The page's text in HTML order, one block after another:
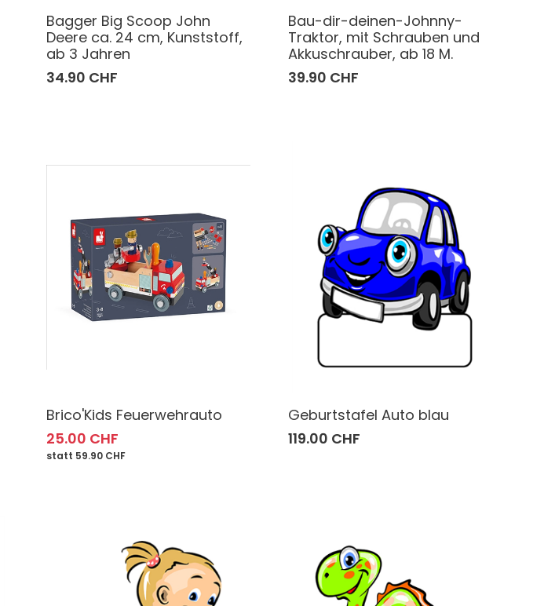
Bagger Big Scoop John
Deere ca. 24 cm, Kunststoff,
ab 3 Jahren
34.90 CHF
Bau-dir-deinen-Johnny-
Traktor, mit Schrauben und
Akkuschrauber, ab 18 M.
39.90 CHF
Brico'Kids Feuerwehrauto
25.00 CHF
statt 59.90 CHF
Geburtstafel Auto blau
119.00 CHF